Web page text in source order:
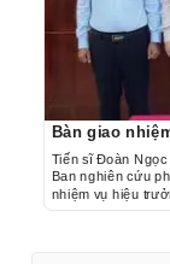
Tiến sĩ Đoàn
Ban nghiên cứu
nhiệm vụ hiệu
học Thủ Dầu Một